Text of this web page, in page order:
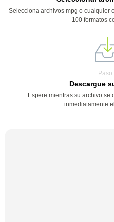
Selecciona archivos mpg o cualquier
100 formatos
Paso
Descargue
Espere mientras su archivo se
inmediatamente